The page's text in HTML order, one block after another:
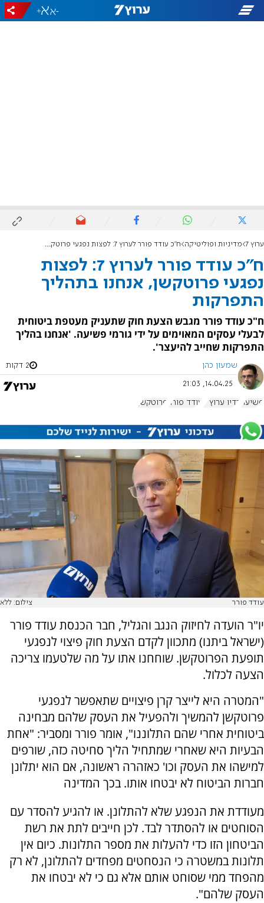
-
+
ערוץ 7 מדיניות ופוליטיקה ח"כ עודד פורר לערוץ 7: לפצות נפגעי פרוטקשן, אנחנו בתהליך התפרקות
ח"כ עודד פורר לערוץ 7: לפצות
נפגעי פרוטקשן, אנחנו בתהליך
התפרקות
ח"כ עודד פורר מגבש הצעת חוק שתעניק מעטפת ביטוחית
לבעלי עסקים המאוימים על ידי גורמי פשיעה. 'אנחנו בהליך
התפרקות שחייב להיעצר'.
שמעון כהן 2 דקות
14.04.25, 21:03
פשיעה רדיו ערוץ 7 עודד פורר פרוטקשן
עודד פורר צילום: ללא
יו"ר הועדה לחיזוק הנגב והגליל, חבר הכנסת עודד פורר
(ישראל ביתנו) מתכוון לקדם הצעת חוק פיצוי לנפגעי
תופעת הפרוטקשן. שוחחנו אתו על מה שלטעמו צריכה
הצעה לכלול.
"המטרה היא לייצר קרן פיצויים שתאפשר לנפגעי
פרוטקשן להמשיך ולהפעיל את העסק שלהם מבחינה
ביטוחית אחרי שהם התלוננו", אומר פורר ומסביר: "אחת
הבעיות היא שאחרי שמתחיל הליך סחיטה כזה, שורפים
למישהו את העסק וכו' כאזהרה ראשונה, אם הוא יתלונן
חברות הביטוח לא יבטחו אותו. בכך המדינה
מעודדת את הנפגע שלא להתלונן. או להגיע להסדר עם
הסוחטים או להסתדר לבד. לכן חייבים לתת את רשת
הביטחון הזו כדי להעלות את מספר התלונות. כיום אין
תלונות במשטרה כי הנסחטים מפחדים להתלונן, לא רק
מהפחד ממי שסוחט אותם אלא גם כי לא יבטחו את
העסק שלהם".